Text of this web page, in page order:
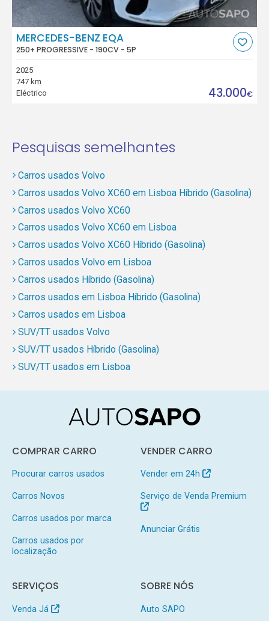
MERCEDES-BENZ EQA
250+ PROGRESSIVE - 190CV - 5P
2025
747 km
Eléctrico
43.000€
Pesquisas semelhantes
Carros usados Volvo
Carros usados Volvo XC60 em Lisboa Híbrido (Gasolina)
Carros usados Volvo XC60
Carros usados Volvo XC60 em Lisboa
Carros usados Volvo XC60 Híbrido (Gasolina)
Carros usados Volvo em Lisboa
Carros usados Híbrido (Gasolina)
Carros usados em Lisboa Híbrido (Gasolina)
Carros usados em Lisboa
SUV/TT usados Volvo
SUV/TT usados Híbrido (Gasolina)
SUV/TT usados em Lisboa
COMPRAR CARRO
Procurar carros usados
Carros Novos
Carros usados por marca
Carros usados por
localização
VENDER CARRO
Vender em 24h
Serviço de Venda Premium
Anunciar Grátis
SERVIÇOS
Venda Já
SOBRE NÓS
Auto SAPO